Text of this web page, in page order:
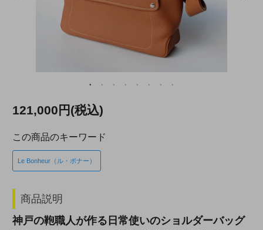
121,000円(税込)
この商品のキーワード
Le Bonheur（ル・ボナー）
商品説明
神戸の鞄職人が作る日常使いのショルダーバッグ